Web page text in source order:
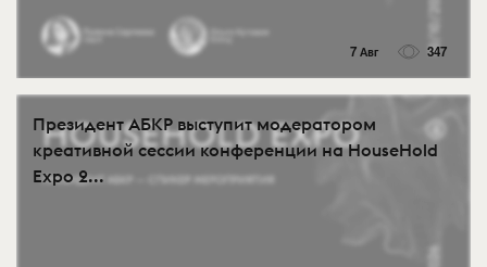
7 Авг 347
Президент АБКР выступит модератором
креативной сессии конференции на HouseHold
Expo 2...